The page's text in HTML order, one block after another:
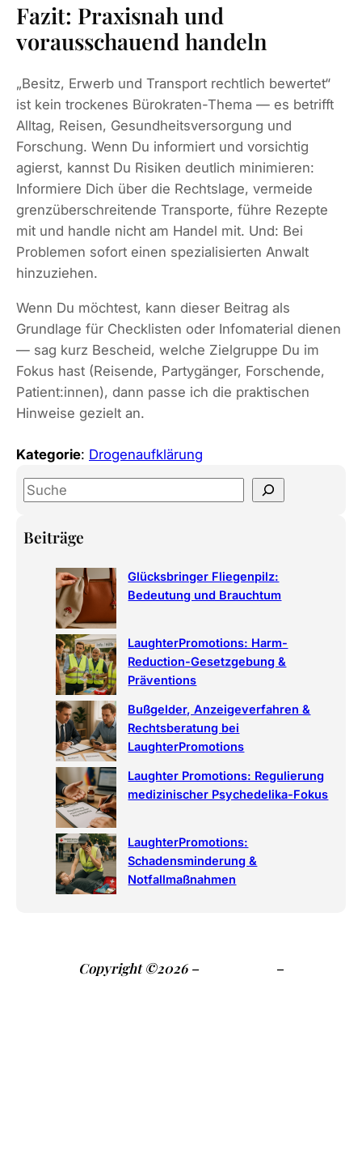
Fazit: Praxisnah und
vorausschauend handeln
„Besitz, Erwerb und Transport rechtlich bewertet“
ist kein trockenes Bürokraten-Thema — es betrifft
Alltag, Reisen, Gesundheitsversorgung und
Forschung. Wenn Du informiert und vorsichtig
agierst, kannst Du Risiken deutlich minimieren:
Informiere Dich über die Rechtslage, vermeide
grenzüberschreitende Transporte, führe Rezepte
mit und handle nicht am Handel mit. Und: Bei
Problemen sofort einen spezialisierten Anwalt
hinzuziehen.
Wenn Du möchtest, kann dieser Beitrag als
Grundlage für Checklisten oder Infomaterial dienen
— sag kurz Bescheid, welche Zielgruppe Du im
Fokus hast (Reisende, Partygänger, Forschende,
Patient:innen), dann passe ich die praktischen
Hinweise gezielt an.
Kategorie: Drogenaufklärung
S
a
Beiträge
Glücksbringer Fliegenpilz:
Bedeutung und Brauchtum
LaughterPromotions: Harm-
Reduction-Gesetzgebung &
Präventions
Bußgelder, Anzeigeverfahren &
Rechtsberatung bei
LaughterPromotions
Laughter Promotions: Regulierung
medizinischer Psychedelika-Fokus
LaughterPromotions:
Schadensminderung &
Notfallmaßnahmen
Copyright ©2026 –
–